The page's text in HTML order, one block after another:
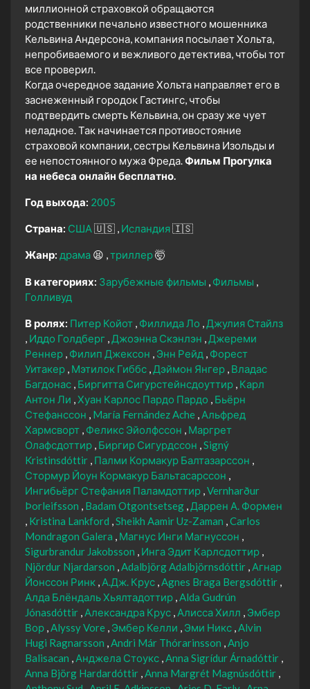
миллионной страховкой обращаются
родственники печально известного мошенника
Кельвина Андерсона, компания посылает Хольта,
непробиваемого и вежливого детектива, чтобы тот
все проверил.
Когда очередное задание Хольта направляет его в
заснеженный городок Гастингс, чтобы
подтвердить смерть Кельвина, он сразу же чует
неладное. Так начинается противостояние
страховой компании, сестры Кельвина Изольды и
ее непостоянного мужа Фреда.Фильм Прогулка
на небеса онлайн бесплатно.
Год выхода: 2005
Страна: США🇺🇸 Исландия🇮🇸
Жанр: драма 😫 триллер🤯
В категориях: Зарубежные фильмы
Фильмы
Голливуд
В ролях: Питер Койот Филлида Ло
Джулия Стайлз
Иддо Голдберг Джоэнна Скэнлэн
Джереми
Реннер Филип Джексон Энн Рейд
Форест
Уитакер Мэтилок Гиббс Дэймон Янгер Владас
Багдонас Биргитта Сигурстейнсдоуттир Карл
Антон Ли Хуан Карлос Пардо Пардо
Бьёрн
Стефанссон
María Fernández Ache Альфред
Хармсворт Феликс Эйолфссон
Маргрет
Олафсдоттир Биргир Сигурдссон Signý
Kristinsdóttir Палми Кормакур Балтазарссон
Стормур Йоун Кормакур Бальтасарссон
Ингибьёрг Стефания Паламдоттир Vernharður
Þorleifsson
Badam Otgontsetseg Даррен А. Формен
Kristina Lankford Sheikh Aamir Uz-Zaman Carlos
Mondragon Galera
Магнус Инги Магнуссон
Sigurbrandur Jakobsson
Инга Эдит Карлсдоттир
Njördur Njardarson Adalbjörg Adalbjörnsdóttir Агнар
Йонссон Ринк А.Дж. Крус Agnes Braga Bergsdóttir
Алда Блёндаль Хьялтадоттир Alda Gudrún
Jónasdóttir Александра Крус Алисса Хилл
Эмбер
Вор Alyssy Vore Эмбер Келли Эми Никс Alvin
Hugi Ragnarsson Andri Már Thórarinsson Anjo
Balisacan
Анджела Стоукс Anna Sigrídur Árnadóttir
Anna Björg Hardardóttir Anna Margrét Magnúsdóttir